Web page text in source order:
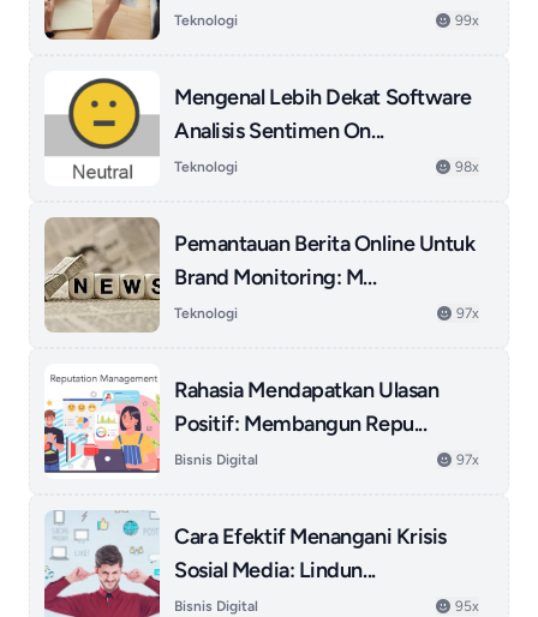
Teknologi 99x
Mengenal Lebih Dekat Software
Analisis Sentimen On...
Teknologi 98x
Pemantauan Berita Online Untuk
Brand Monitoring: M...
Teknologi 97x
Rahasia Mendapatkan Ulasan
Positif: Membangun Repu...
Bisnis Digital 97x
Cara Efektif Menangani Krisis
Sosial Media: Lindun...
Bisnis Digital 95x